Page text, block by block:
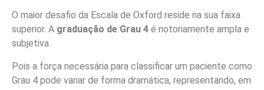
O maior desafio da Escala de Oxford reside na sua faixa
superior. A graduação de Grau 4 é notoriamente ampla e
subjetiva.
Pois a força necessária para classificar um paciente como
Grau 4 pode variar de forma dramática, representando, em